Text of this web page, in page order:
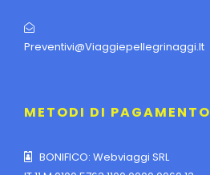
Preventivi@viaggiepellegrinaggi.it
METODI DI PAGAMENTO
BONIFICO: Webviaggi SRL